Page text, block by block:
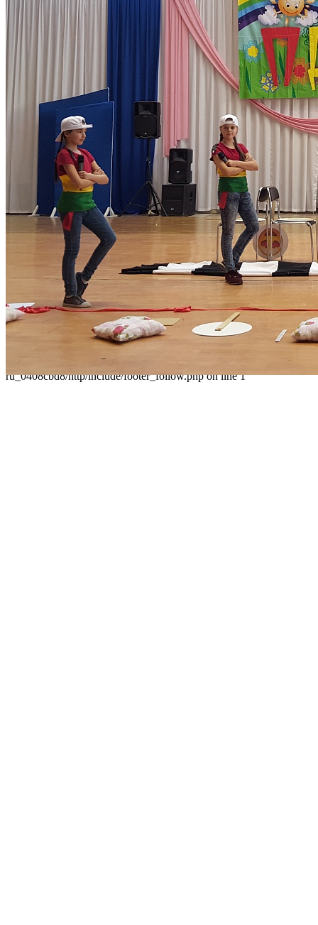
Начальная школа- д/сад №72, куратор Дудникова Е.А.
След. новость
Пред. новость
Наши контакты
236040,г. Калининград, ул. Сергеева 10
+7 (401) 253-45-55
dtdm39@mail.ru
Приказ
Разделы
Главная
О Дворце
Родителям
Контакты
Карта сайта
Следуйте за нами
Parse error: syntax error, unexpected 'data' (T_STRING), expecting
']' in /home/virtwww/w_dvorec39-
ru_0408cbd8/http/include/footer_follow.php on line 1